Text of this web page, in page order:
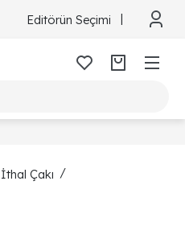
Editörün Seçimi
İthal Çakı